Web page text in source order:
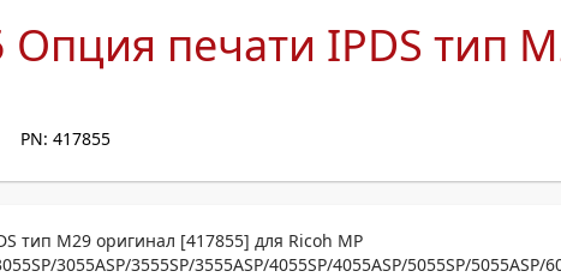
А4
Опция печати IPDS тип
PN: 417855
тип M29 оригинал [417855] для Ricoh MP
3055ASP/3555SP/3555ASP/4055SP/4055ASP/5055SP/5055ASP/